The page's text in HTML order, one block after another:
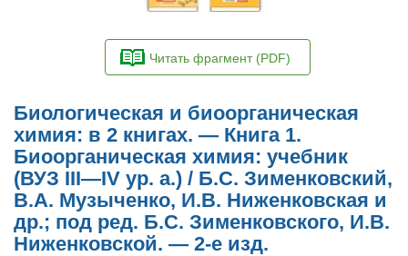
Читать фрагмент (PDF)
Биологическая и биоорганическая
химия: в 2 книгах. — Книга 1.
Биоорганическая химия: учебник
(ВУЗ ІІІ—ІV ур. а.) / Б.С. Зименковский,
В.А. Музыченко, И.В. Ниженковская и
др.; под ред. Б.С. Зименковского, И.В.
Ниженковской. — 2-е изд.